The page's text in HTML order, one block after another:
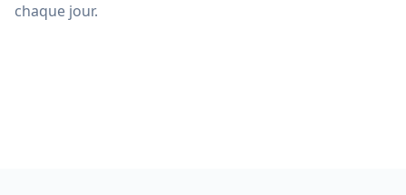
chaque jour.